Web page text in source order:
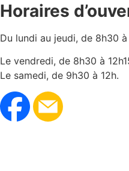
Horaires
Du lundi au jeudi, de 8h30 à
Le vendredi, de 8h30 à
Le samedi, de 9h30 à 12h.